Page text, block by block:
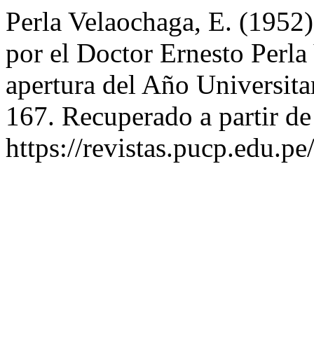
Perla Velaochaga, E.
por el Doctor Ernesto
apertura del Año
167. Recuperado a partir de
https://